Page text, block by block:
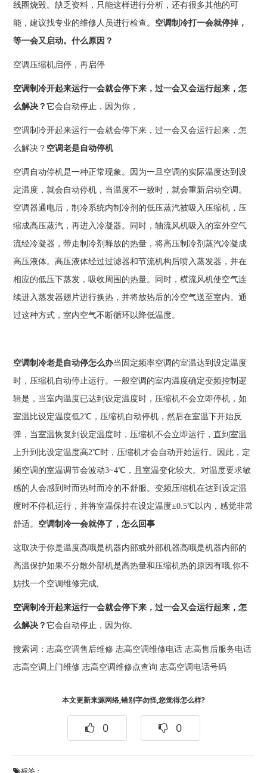
线圈烧毁。缺乏资料，只能这样进行分析，还有很多其他的可
能，建议找专业的维修人员进行检查。 空调制冷打一会就停掉，
等一会又启动。什么原因？
空调压缩机启停，再启停
空调制冷开起来运行一会就会停下来，过一会又会运行起来，怎
么解决？它会自动停止，因为你，
空调制冷开起来运行一会就会停下来，过一会又会运行起来，怎
么解决？ 空调老是自动停机
空调自动停机是一种正常现象。因为一旦空调的实际温度达到设
定温度，就会自动停机，当温度不一致时，就会重新启动空调。
空调器通电后，制冷系统内制冷剂的低压蒸汽被吸入压缩机，压
缩成高压蒸汽，再进入冷凝器。同时，轴流风机吸入的室外空气
流经冷凝器，带走制冷剂释放的热量，将高压制冷剂蒸汽冷凝成
高压液体。高压液体经过过滤器和节流机构后喷入蒸发器，并在
相应的低压下蒸发，吸收周围的热量。同时，横流风机使空气连
续进入蒸发器翅片进行换热，并将放热后的冷空气送至室内。通
过这种方式，室内空气不断循环以降低温度。
空调制冷老是自动停怎么办当固定频率空调的室温达到设定温度
时，压缩机自动停止运行。一般空调的室内温度确定变频控制逻
辑是，当室内温度已达到设定温度时，压缩机不会立即停机，如
室温比设定温度低2℃，压缩机自动停机，然后在室温下开始反
弹，当室温恢复到设定温度时，压缩机不会立即运行，直到室温
上升到比设定温度高2℃时，压缩机才会自动开始运行。因此，定
频空调的室温调节会波动3~4℃，且室温变化较大。对温度要求敏
感的人会感到时而热时而冷的不舒服。变频压缩机在达到设定温
度时不停机运行，并将室温保持在设定温度±0.5℃以内，感觉非常
舒适。 空调制冷一会就停了，怎么回事
这取决于你是温度高哦是机器内部或外部机器高哦是机器内部的
高温保护如果不分散外部机是高热量和压缩机热的原因有哦,你不
妨找一个空调维修完成,
空调制冷开起来运行一会就会停下来，过一会又会运行起来，怎
么解决？它会自动停止，因为你,
搜索词：志高空调售后维修 志高空调维修电话 志高售后服务电话
志高空调上门维修 志高空调维修点查询 志高空调电话号码
本文更新来源网络,错别字勿怪,您觉得怎么样?
0 0
标签：